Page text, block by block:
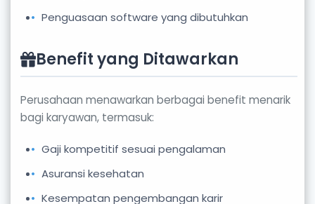
Penguasaan software yang dibutuhkan
Benefit yang Ditawarkan
Perusahaan menawarkan berbagai benefit menarik
bagi karyawan, termasuk:
Gaji kompetitif sesuai pengalaman
Asuransi kesehatan
Kesempatan pengembangan karir